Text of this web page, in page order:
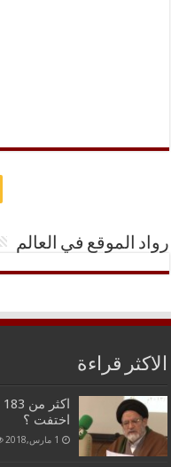
رواد الموقع في العالم
الاكثر قراءة
اختفت ؟
1 مارس,2018